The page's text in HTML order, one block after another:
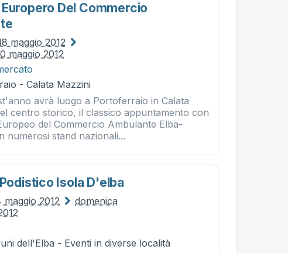
Del Commercio
maggio 2012
maggio 2012
- Calata Mazzini
avrà luogo a Portoferraio in Calata
centro storico, il classico appuntamento con
del Commercio Ambulante Elba-
numerosi stand nazionali...
Isola D'elba
maggio 2012
domenica
dell'Elba - Eventi in diverse località